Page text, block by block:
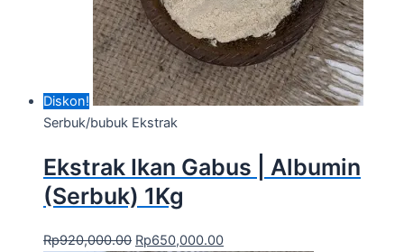
Diskon!
Serbuk/bubuk Ekstrak
Ekstrak Ikan Gabus | Albumin
(Serbuk) 1Kg
Rp920,000.00 Rp650,000.00